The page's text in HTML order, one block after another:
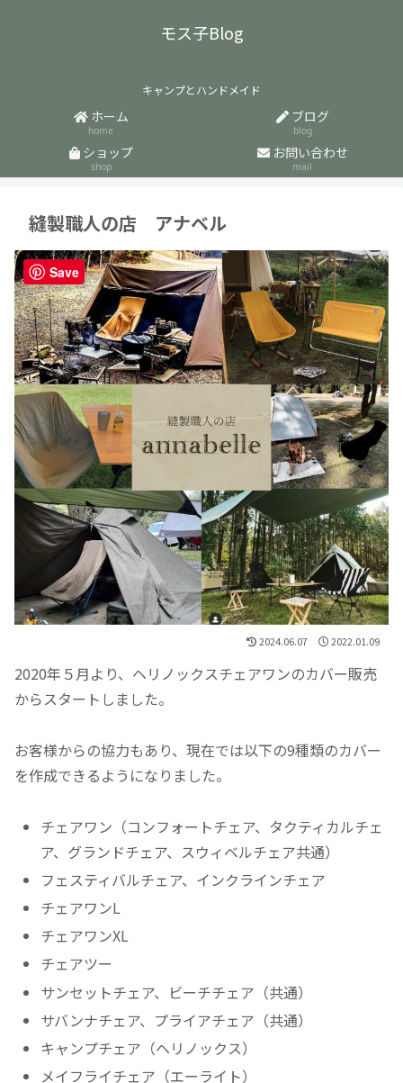
モス子Blog
キャンプとハンドメイド
ホーム
home
ブログ
blog
ショップ
shop
お問い合わせ
mail
縫製職人の店 アナベル
2024.06.07 2022.01.09
2020年５月より、ヘリノックスチェアワンのカバー販売
からスタートしました。
お客様からの協力もあり、現在では以下の9種類のカバー
を作成できるようになりました。
チェアワン（コンフォートチェア、タクティカルチェ
ア、グランドチェア、スウィベルチェア共通）
フェスティバルチェア、インクラインチェア
チェアワンL
チェアワンXL
チェアツー
サンセットチェア、ビーチチェア（共通）
サバンナチェア、プライアチェア（共通）
キャンプチェア（ヘリノックス）
メイフライチェア（エーライト）
Save